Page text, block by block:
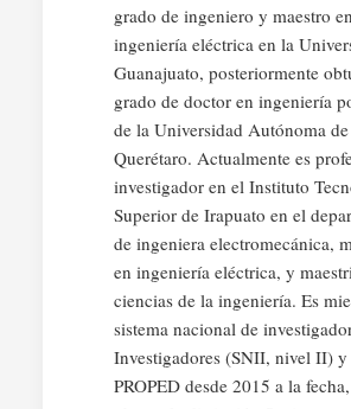
grado de ingeniero y maestro en
ingeniería eléctrica en la
Guanajuato, posteriormente
grado de doctor en ingeniería
de la Universidad Autónoma de
Querétaro. Actualmente es
investigador en el Instituto
Superior de Irapuato en el
de ingeniera electromecánica,
en ingeniería eléctrica, y
ciencias de la ingeniería. Es
sistema nacional de
Investigadores (SNII, nivel II)
PROPED desde 2015 a la